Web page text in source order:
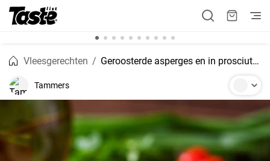
Vleesgerechten Geroosterde asperges en in prosciutto gewikkelde bundels
Tammers